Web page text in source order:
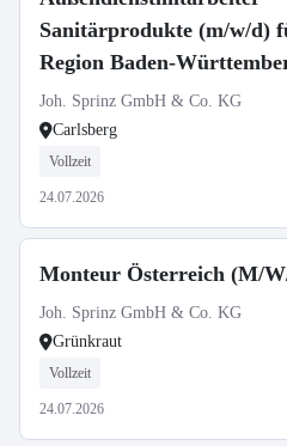
Sanitärprodukte (m/w/d)
Region Baden-
(Nord), Rheinland-Pfalz
Saarland
Joh. Sprinz GmbH & Co. KG
Carlsberg
Vollzeit
24.07.2026
Monteur Österreich (M/
Joh. Sprinz GmbH & Co. KG
Grünkraut
Vollzeit
24.07.2026